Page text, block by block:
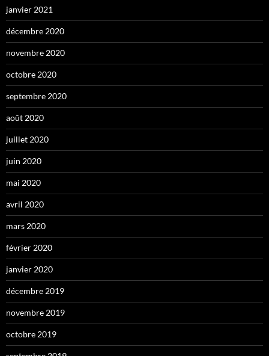
janvier 2021
décembre 2020
novembre 2020
octobre 2020
septembre 2020
août 2020
juillet 2020
juin 2020
mai 2020
avril 2020
mars 2020
février 2020
janvier 2020
décembre 2019
novembre 2019
octobre 2019